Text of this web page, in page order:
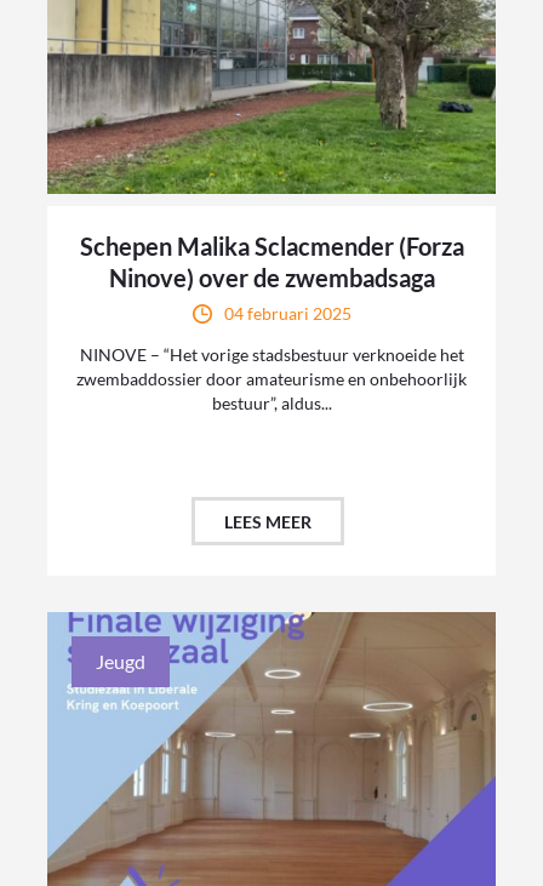
Schepen Malika Sclacmender (Forza
Ninove) over de zwembadsaga
04 februari 2025
NINOVE – “Het vorige stadsbestuur verknoeide het
zwembaddossier door amateurisme en onbehoorlijk
bestuur”, aldus...
LEES MEER
Jeugd